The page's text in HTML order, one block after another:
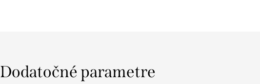
Dodatočné parametre